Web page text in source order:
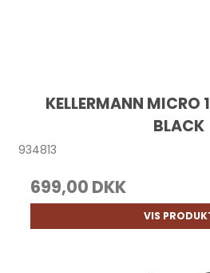
KELLERMANN MICRO
BLACK
934813
699,00 DKK
VIS